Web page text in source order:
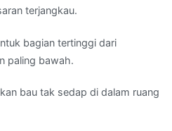
terjangkau.
bagian tertinggi dari
paling bawah.
bau tak sedap di dalam ruang